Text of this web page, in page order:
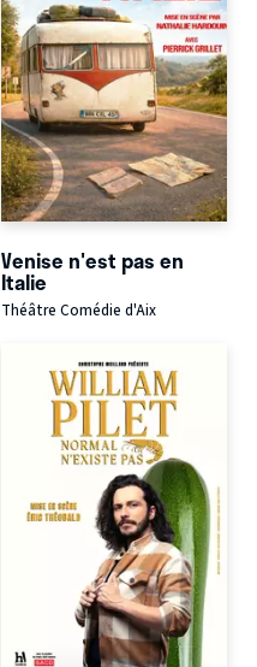
Venise n'est pas en
Italie
Théâtre Comédie d'Aix